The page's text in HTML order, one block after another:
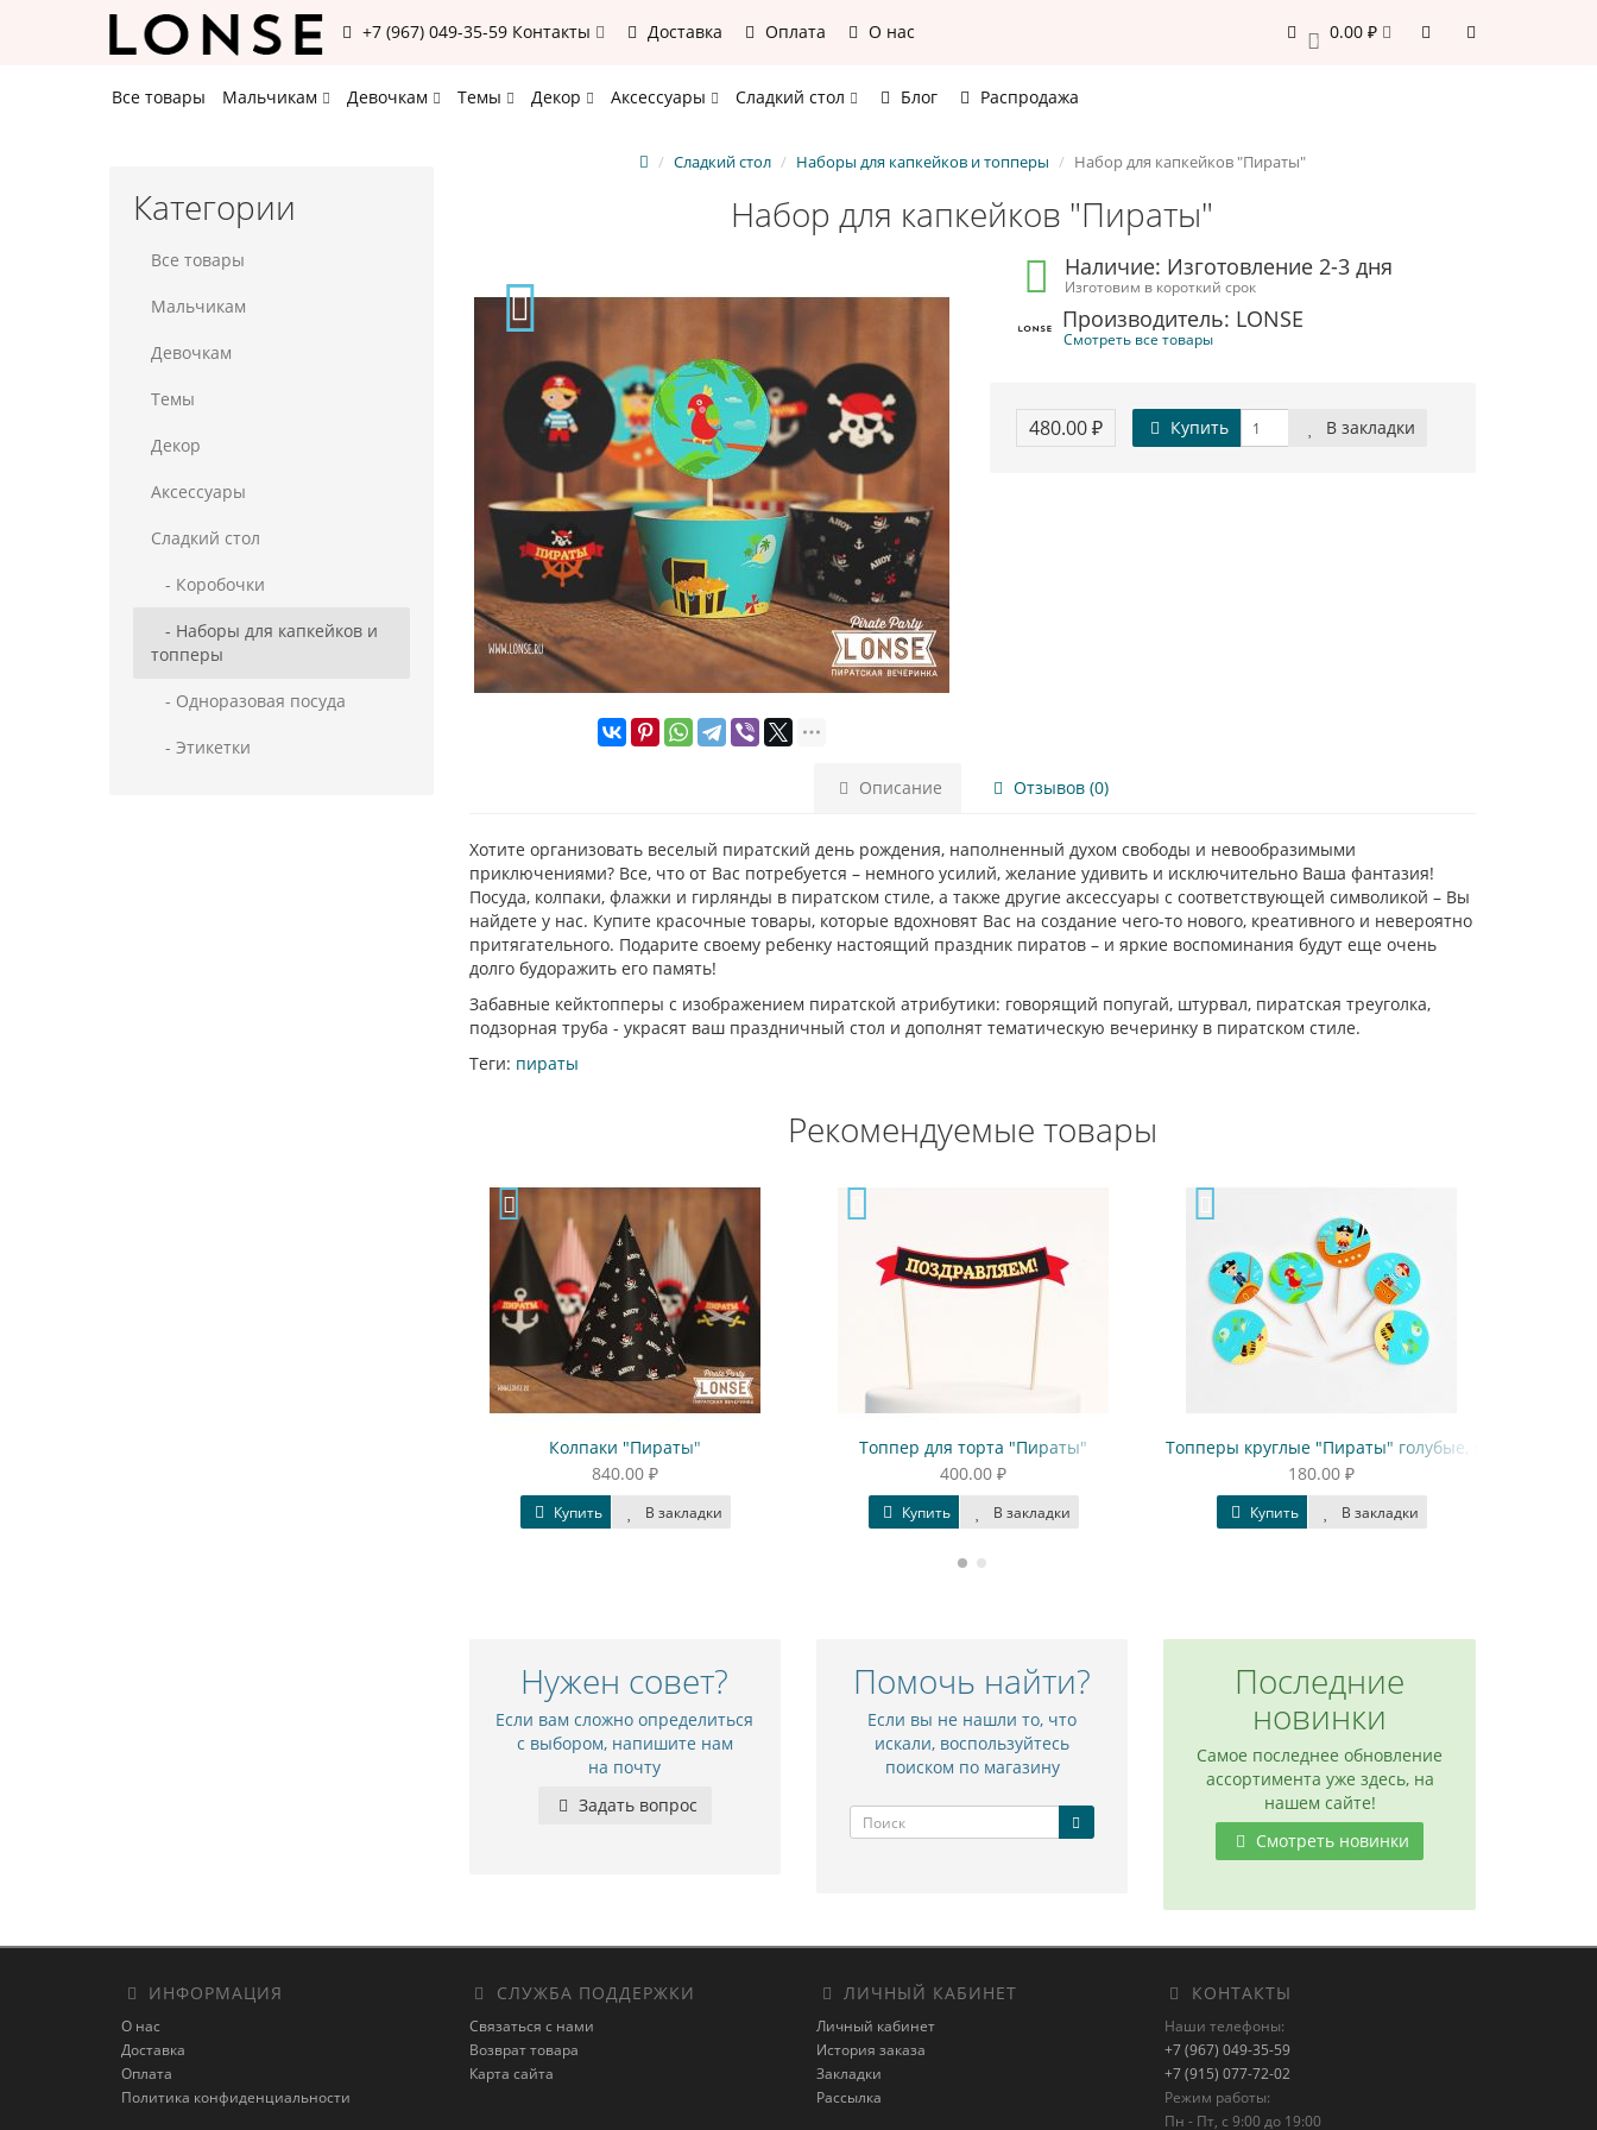
+7 (967) 049-35-59 Контакты Доставка Оплата О нас 0 0.00 ₽
Все товары Мальчикам Девочкам Темы Декор Аксессуары Сладкий стол Блог Распродажа
Категории
Все товары
Мальчикам
Девочкам
Темы
Декор
Аксессуары
Сладкий стол
- Коробочки
- Наборы для капкейков и
топперы
- Одноразовая посуда
- Этикетки
Сладкий стол Наборы для капкейков и топперы Набор для капкейков "Пираты"
Набор для капкейков "Пираты"
Наличие: Изготовление 2-3 дня
Изготовим в короткий срок
Производитель: LONSE
Смотреть все товары
480.00 ₽ Купить В закладки
Описание Отзывов (0)
Хотите организовать веселый пиратский день рождения, наполненный духом свободы и невообразимыми
приключениями? Все, что от Вас потребуется – немного усилий, желание удивить и исключительно Ваша фантазия!
Посуда, колпаки, флажки и гирлянды в пиратском стиле, а также другие аксессуары с соответствующей символикой – Вы
найдете у нас. Купите красочные товары, которые вдохновят Вас на создание чего-то нового, креативного и невероятно
притягательного. Подарите своему ребенку настоящий праздник пиратов – и яркие воспоминания будут еще очень
долго будоражить его память!
Забавные кейктопперы с изображением пиратской атрибутики: говорящий попугай, штурвал, пиратская треуголка,
подзорная труба - украсят ваш праздничный стол и дополнят тематическую вечеринку в пиратском стиле.
Теги: пираты
Рекомендуемые товары
Колпаки "Пираты"
840.00 ₽
Купить В закладки
Топпер для торта "Пираты"
400.00 ₽
Купить В закладки
Топперы круглые "Пираты" голубые, мини
180.00 ₽
Купить В закладки
Нужен совет?
Если вам сложно определиться
с выбором, напишите нам
на почту
Задать вопрос
Помочь найти?
Если вы не нашли то, что
искали, воспользуйтесь
поиском по магазину
Последние
новинки
Самое последнее обновление
ассортимента уже здесь, на
нашем сайте!
Смотреть новинки
ИНФОРМАЦИЯ
О нас
Доставка
Оплата
Политика конфиденциальности
СЛУЖБА ПОДДЕРЖКИ
Связаться с нами
Возврат товара
Карта сайта
ЛИЧНЫЙ КАБИНЕТ
Личный кабинет
История заказа
Закладки
Рассылка
КОНТАКТЫ
Наши телефоны:
+7 (967) 049-35-59
+7 (915) 077-72-02
Режим работы:
Пн - Пт, с 9:00 до 19:00